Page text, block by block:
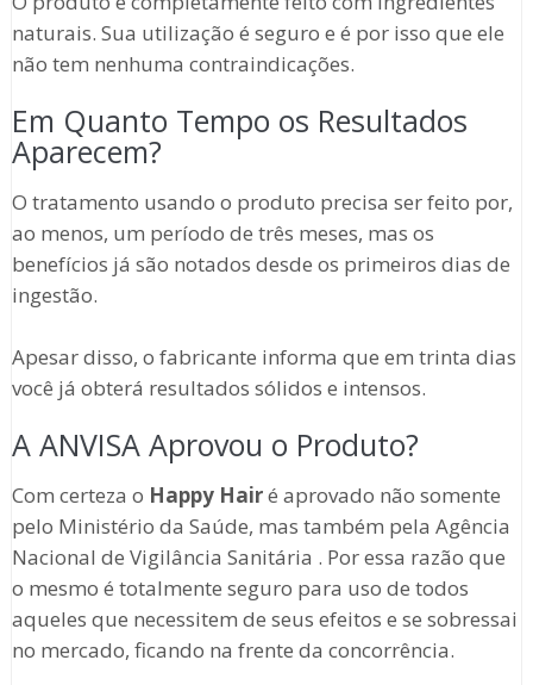
naturais. Sua utilização é seguro e é por isso que ele
não tem nenhuma contraindicações.
Em Quanto Tempo os Resultados
Aparecem?
O tratamento usando o produto precisa ser feito por,
ao menos, um período de três meses, mas os
benefícios já são notados desde os primeiros dias de
ingestão.
Apesar disso, o fabricante informa que em trinta dias
você já obterá resultados sólidos e intensos.
A ANVISA Aprovou o Produto?
Com certeza o Happy Hairé aprovado não somente
pelo Ministério da Saúde, mas também pela Agência
Nacional de Vigilância Sanitária . Por essa razão que
o mesmo é totalmente seguro para uso de todos
aqueles que necessitem de seus efeitos e se sobressai
no mercado, ficando na frente da concorrência.